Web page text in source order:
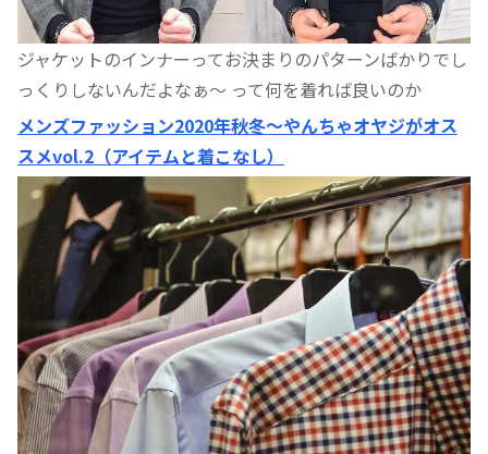
ジャケットのインナーってお決まりのパターンばかりでし
っくりしないんだよなぁ〜 って何を着れば良いのか
メンズファッション2020年秋冬〜やんちゃオヤジがオス
スメvol.2（アイテムと着こなし）